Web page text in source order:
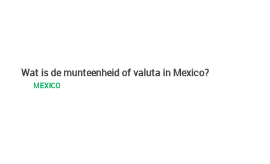
Wat is de munteenheid of valuta in Mexico?
MEXICO